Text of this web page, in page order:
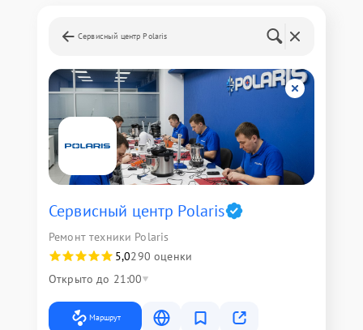
Сервисный центр Polaris
Сервисный центр Polaris
Ремонт техники Polaris
5,0290 оценки
Открыто до 21:00
Маршрут